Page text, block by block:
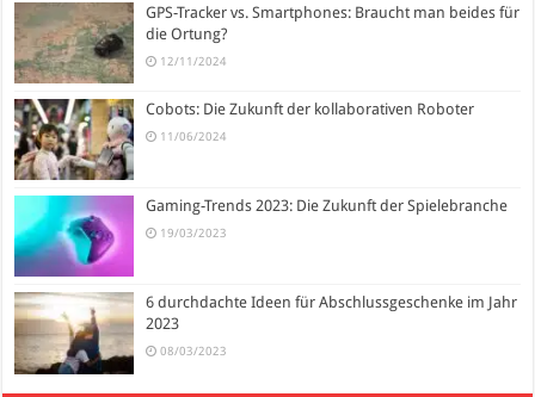
GPS-Tracker vs. Smartphones: Braucht man beides für
die Ortung?
12/11/2024
Cobots: Die Zukunft der kollaborativen Roboter
11/06/2024
Gaming-Trends 2023: Die Zukunft der Spielebranche
19/03/2023
6 durchdachte Ideen für Abschlussgeschenke im Jahr
2023
08/03/2023